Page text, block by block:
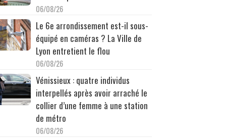
06/08/26
Le 6e arrondissement est-il sous-
équipé en caméras ? La Ville de
Lyon entretient le flou
06/08/26
Vénissieux : quatre individus
interpellés après avoir arraché le
collier d’une femme à une station
de métro
06/08/26